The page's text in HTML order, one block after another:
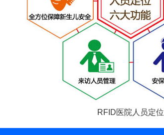
RFID医院人员定位